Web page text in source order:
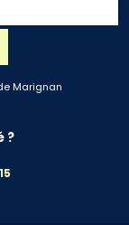
Marignan
?